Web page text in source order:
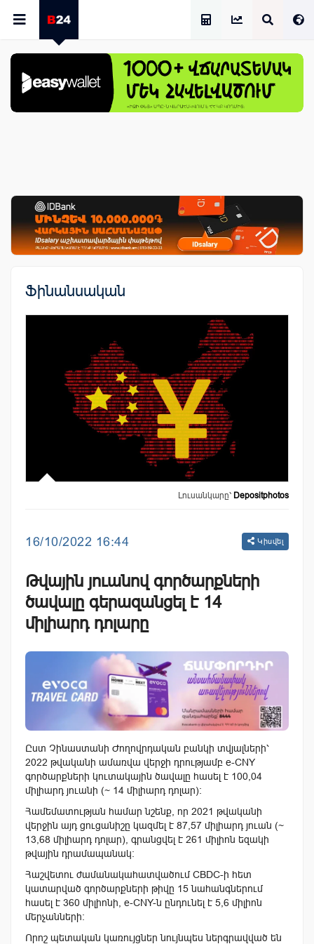
Ֆինանսական
Լուսանկարը՝ Depositphotos
16/10/2022 16:44 Կիսվել
Թվային յուանով գործարքների
ծավալը գերազանցել է 14
միլիարդ դոլարը
Ըստ Չինաստանի Ժողովրդական բանկի տվյալների՝
2022 թվականի ամառվա վերջի դրությամբ e-CNY
գործարքների կուտակային ծավալը հասել է 100,04
միլիարդ յուանի (~ 14 միլիարդ դոլար):
Համեմատության համար նշենք, որ 2021 թվականի
վերջին այդ ցուցանիշը կազմել է 87,57 միլիարդ յուան ​​(~
13,68 միլիարդ դոլար), գրանցվել է 261 միլիոն եզակի
թվային դրամապանակ։
Հաշվետու ժամանակահատվածում CBDC-ի հետ
կատարված գործարքների թիվը 15 նահանգներում
հասել է 360 միլիոնի, e-CNY-ն ընդունել է 5,6 միլիոն
մերչանների:
Որոշ պետական ​​կառույցներ նույնպես ներգրավված են